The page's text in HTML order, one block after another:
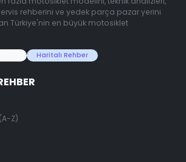
rehberini ve yedek parça pazar yerini
Türkiye'nin en büyük motosiklet
Haritalı Rehber
Z)